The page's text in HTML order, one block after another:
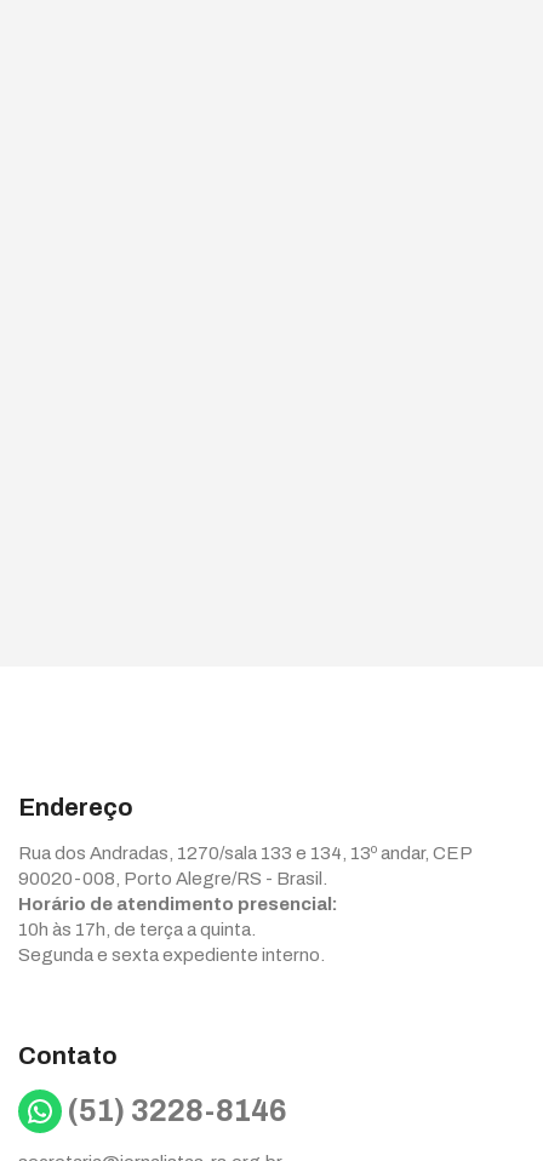
Endereço
Rua dos Andradas, 1270/sala 133 e 134, 13º andar, CEP
90020-008, Porto Alegre/RS - Brasil.
Horário de atendimento presencial:
10h às 17h, de terça a quinta.
Segunda e sexta expediente interno.
Contato
WhatsApp
(51) 3228-8146